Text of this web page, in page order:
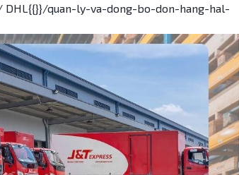
DHL{{}}/quan-ly-va-dong-bo-don-hang-hal-